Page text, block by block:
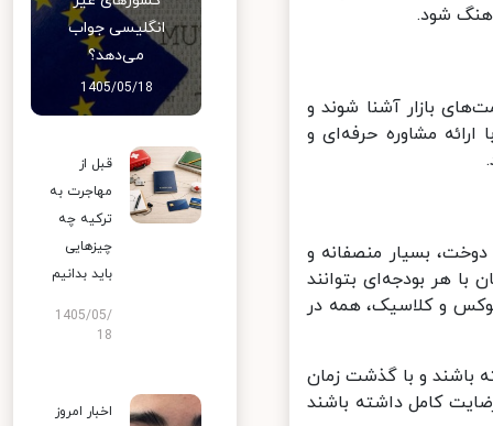
شود.
بازار آشنا شوند و
مشاوره حرفه‌ای و
بسیار منصفانه و
هر بودجه‌ای بتوانند
و کلاسیک، همه در
باشند و با گذشت زمان
کامل داشته باشند
انگلیسی جواب
می‌دهد؟
1405/05/18
قبل از
مهاجرت به
ترکیه چه
چیزهایی
باید بدانیم
1405/05/
18
اخبار امروز